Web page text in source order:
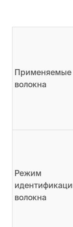
Применяемые
волокна
Режим
волокна